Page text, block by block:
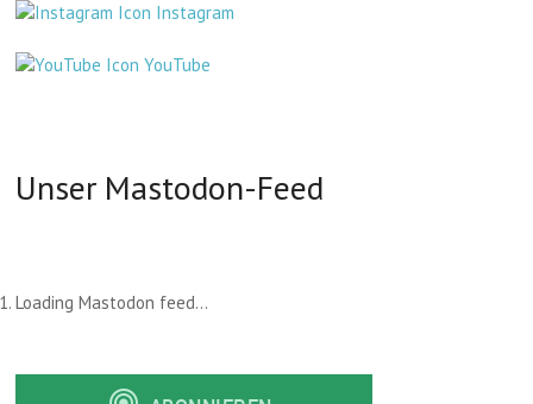
Instagram
YouTube
Unser Mastodon-Feed
Loading Mastodon feed...